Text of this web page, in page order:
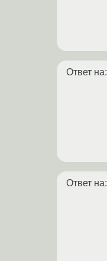
Ответ на:
Ответ на: